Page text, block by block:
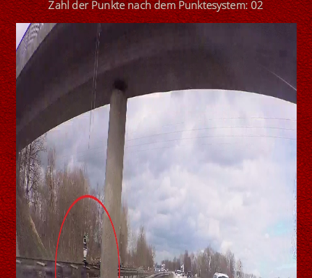
Zahl der Punkte nach dem Punktesystem: 02